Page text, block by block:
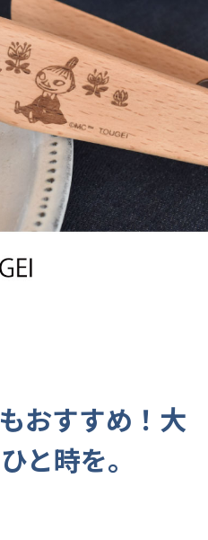
おすすめ！大
と時を。